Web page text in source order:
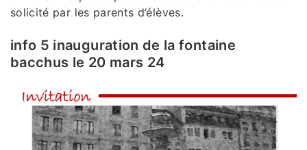
solicité par les parents d’élèves.
info 5 inauguration de la fontaine
bacchus le 20 mars 24